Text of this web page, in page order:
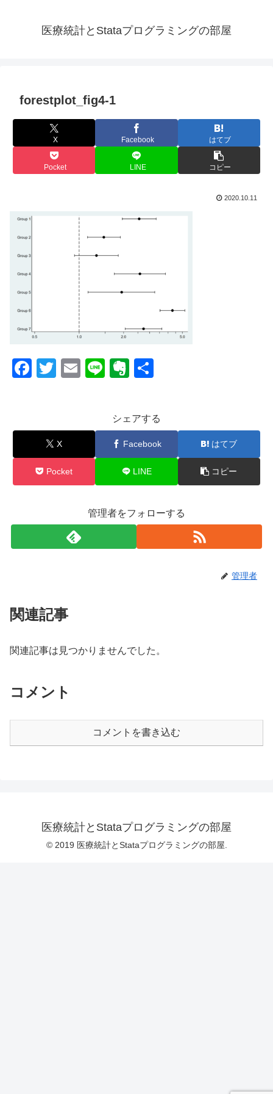
医療統計とStataプログラミングの部屋
forestplot_fig4-1
X Facebook はてブ
Pocket LINE コピー
2020.10.11
F
e
o
o
T
er
E
Li
E
n
ot
e
シェアする
X Facebook はてブ
Pocket LINE コピー
管理者をフォローする
管理者
関連記事
関連記事は見つかりませんでした。
コメント
コメントを書き込む
医療統計とStataプログラミングの部屋
© 2019 医療統計とStataプログラミングの部屋.